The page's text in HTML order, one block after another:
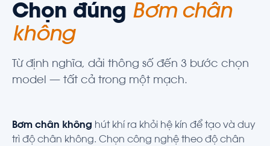
Chọn đúng Bơm chân
không
Từ định nghĩa, dải thông số đến 3 bước chọn
model — tất cả trong một mạch.
Bơm chân không hút khí ra khỏi hệ kín để tạo và duy
trì độ chân không. Chọn công nghệ theo độ chân